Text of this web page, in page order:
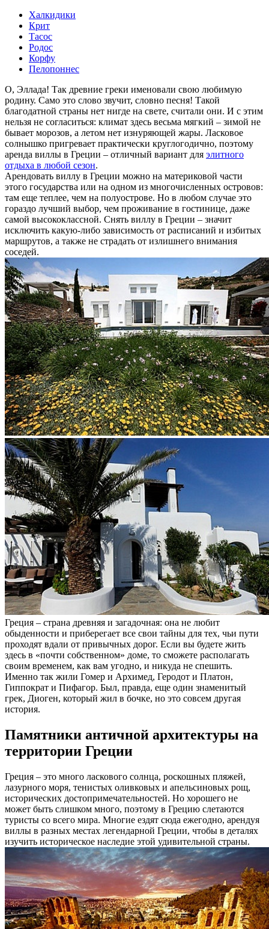
Халкидики
Крит
Тасос
Родос
Корфу
Пелопоннес
О, Эллада! Так древние греки именовали свою любимую
родину. Само это слово звучит, словно песня! Такой
благодатной страны нет нигде на свете, считали они. И с этим
нельзя не согласиться: климат здесь весьма мягкий – зимой не
бывает морозов, а летом нет изнуряющей жары. Ласковое
солнышко пригревает практически круглогодично, поэтому
аренда виллы в Греции – отличный вариант для элитного
отдыха в любой сезон.
Арендовать виллу в Греции можно на материковой части
этого государства или на одном из многочисленных островов:
там еще теплее, чем на полуострове. Но в любом случае это
гораздо лучший выбор, чем проживание в гостинице, даже
самой высококлассной. Снять виллу в Греции – значит
исключить какую-либо зависимость от расписаний и избитых
маршрутов, а также не страдать от излишнего внимания
соседей.
Греция – страна древняя и загадочная: она не любит
обыденности и приберегает все свои тайны для тех, чьи пути
проходят вдали от привычных дорог. Если вы будете жить
здесь в «почти собственном» доме, то сможете располагать
своим временем, как вам угодно, и никуда не спешить.
Именно так жили Гомер и Архимед, Геродот и Платон,
Гиппократ и Пифагор. Был, правда, еще один знаменитый
грек, Диоген, который жил в бочке, но это совсем другая
история.
Памятники античной архитектуры на
территории Греции
Греция – это много ласкового солнца, роскошных пляжей,
лазурного моря, тенистых оливковых и апельсиновых рощ,
исторических достопримечательностей. Но хорошего не
может быть слишком много, поэтому в Грецию слетаются
туристы со всего мира. Многие ездят сюда ежегодно, арендуя
виллы в разных местах легендарной Греции, чтобы в деталях
изучить историческое наследие этой удивительной страны.